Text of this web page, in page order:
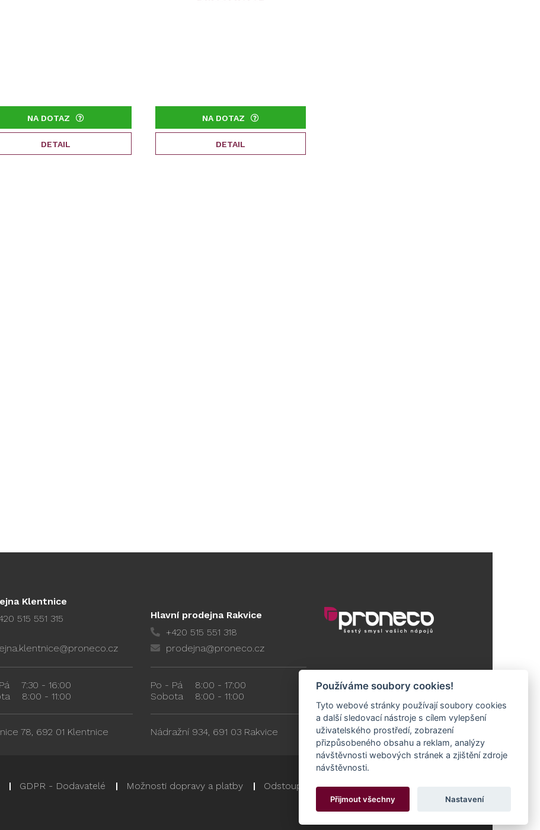
NA DOTAZ
DETAIL
NA DOTAZ
DETAIL
Klentnice
515 551 315
7:30 - 16:00
8:00 - 11:00
78, 692 01 Klentnice
Hlavní prodejna Rakvice
+420 515 551 318
prodejna@proneco.cz
Po - Pá
8:00 - 17:00
Sobota
8:00 - 11:00
Nádražní 934, 691 03 Rakvice
GDPR - Dodavatelé Možnosti dopravy a platby Odstoupit od smlouvy Cookies
Používáme soubory cookies!
Tyto webové stránky používají soubory cookies
a další sledovací nástroje s cílem vylepšení
uživatelského prostředí, zobrazení
přizpůsobeného obsahu a reklam, analýzy
návštěvnosti webových stránek a zjištění zdroje
návštěvnosti.
Přijmout všechny Nastavení